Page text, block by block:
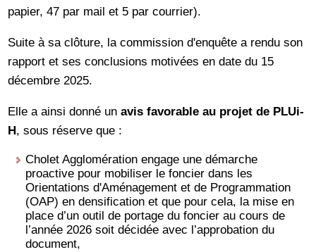
papier, 47 par mail et 5 par courrier).
Suite à sa clôture, la commission d'enquête a rendu son
rapport et ses conclusions motivées en date du 15
décembre 2025.
Elle a ainsi donné unavis favorable au projet de PLUi-
H, sous réserve que :
Cholet Agglomération engage une démarche
proactive pour mobiliser le foncier dans les
Orientations d'Aménagement et de Programmation
(OAP) en densification et que pour cela, la mise en
place d’un outil de portage du foncier au cours de
l’année 2026 soit décidée avec l’approbation du
document,